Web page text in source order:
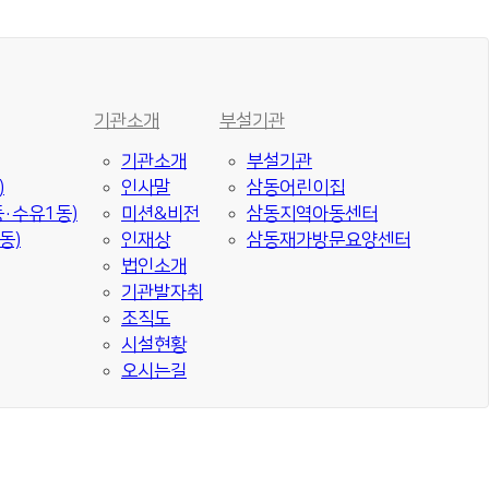
수유1동)
)
기관소개
기관소개
인사말
미션&비전
인재상
법인소개
기관발자취
조직도
시설현황
오시는길
부설기관
부설기관
삼동어린이집
삼동지역아동센터
삼동재가방문요양센터